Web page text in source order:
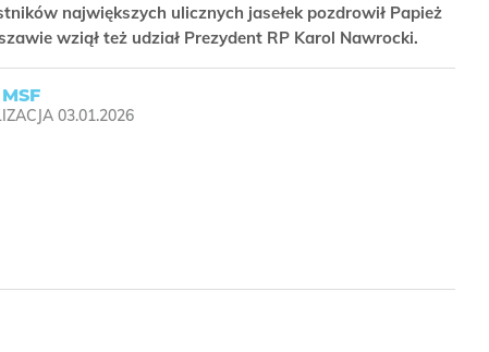
największych ulicznych jasełek pozdrowił Papież
wziął też udział Prezydent RP Karol Nawrocki.
03.01.2026